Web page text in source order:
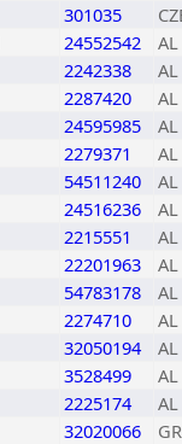
301035
24552542
AL
2242338
AL
2287420
AL
24595985
AL
2279371
AL
54511240
AL
24516236
AL
2215551
AL
22201963
AL
54783178
AL
2274710
AL
32050194
AL
3528499
AL
2225174
AL
32020066
GR